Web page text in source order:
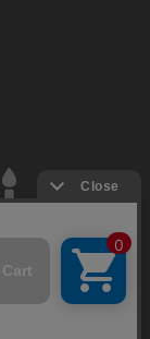
303311606477号